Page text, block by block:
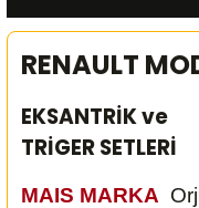
RENAULT
EKSANTRİK ve
TRİGER SETLERİ
MAIS MARKA